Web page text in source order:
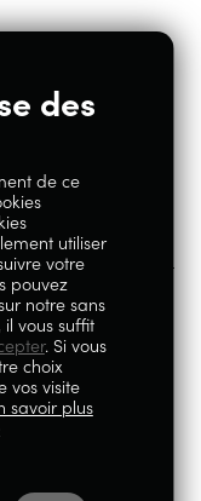
Geoby SRL, TVA
5 à 4020 Liège.
|
Politique de
des
de ce
utiliser
votre
pouvez
notre sans
vous suffit
. Si vous
choix
vos visite
savoir plus